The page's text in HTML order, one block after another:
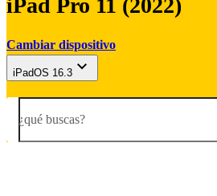
iPad Pro 11 (2022)
Cambiar dispositivo
iPadOS 16.3
¿qué buscas?